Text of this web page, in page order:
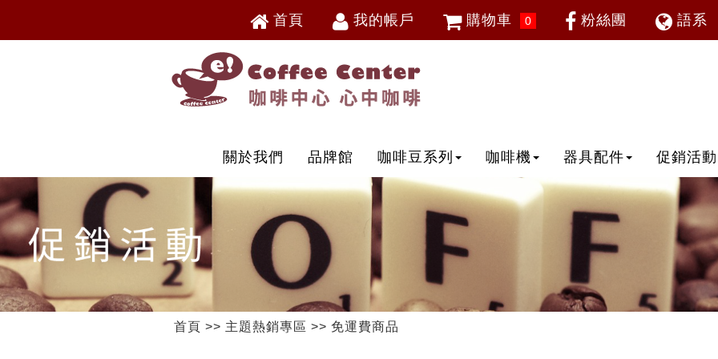
首頁 我的帳戶
忘記密碼
加入會員
VIP申請
購物車 0 粉絲團 語系
關於我們 品牌館 咖啡豆系列 咖啡機 器具配件 促銷活動
首頁 >> 主題熱銷專區 >> 免運費商品